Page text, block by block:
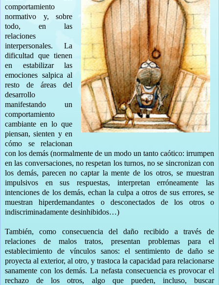
comportamiento
normativo y, sobre
todo, en las
relaciones
interpersonales. La
dificultad que tienen
en estabilizar las
emociones salpica al
resto de áreas del
desarrollo
manifestando un
comportamiento
cambiante en lo que
piensan, sienten y en
cómo se relacionan
con los demás (normalmente de un modo un tanto caótico: irrumpen
en las conversaciones, no respetan los turnos, no se sincronizan con
los demás, parecen no captar la mente de los otros, se muestran
impulsivos en sus respuestas, interpretan erróneamente las
intenciones de los demás, echan la culpa a otros de sus errores, se
muestran hiperdemandantes o desconectados de los otros o
indiscriminadamente desinhibidos…)
También, como consecuencia del daño recibido a través de
relaciones de malos tratos, presentan problemas para el
establecimiento de vínculos sanos: el sentimiento de daño se
proyecta al exterior, al otro, y trastoca la capacidad para relacionarse
sanamente con los demás. La nefasta consecuencia es provocar el
rechazo de los otros, algo que pueden, incluso, buscar